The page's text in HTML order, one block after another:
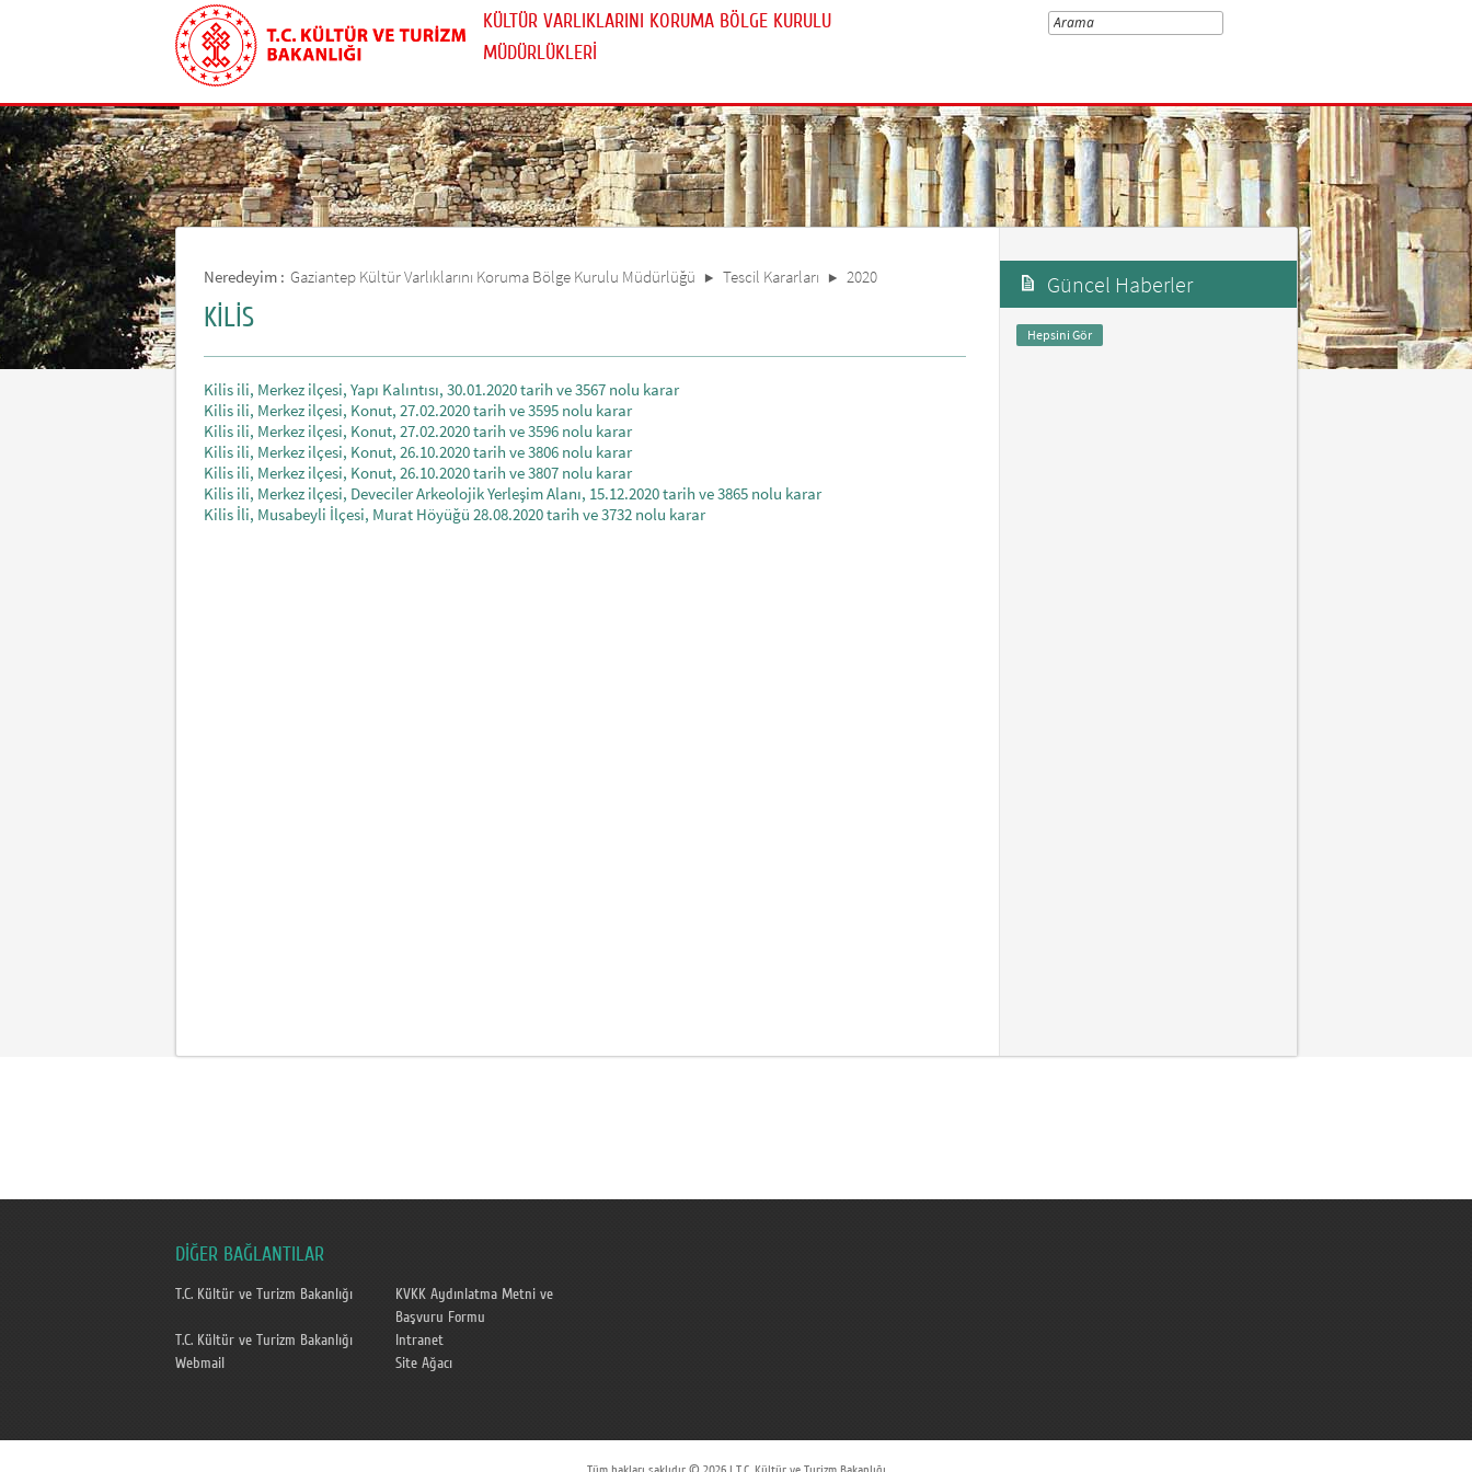
KÜLTÜR VARLIKLARINI KORUMA BÖLGE KURULU
MÜDÜRLÜKLERİ
Neredeyim : Gaziantep Kültür Varlıklarını Koruma Bölge Kurulu Müdürlüğü Tescil Kararları 2020
KİLİS
Kilis ili, Merkez ilçesi, Yapı Kalıntısı, 30.01.2020 tarih ve 3567 nolu karar
Kilis ili, Merkez ilçesi, Konut, 27.02.2020 tarih ve 3595 nolu karar
Kilis ili, Merkez ilçesi, Konut, 27.02.2020 tarih ve 3596 nolu karar
Kilis ili, Merkez ilçesi, Konut, 26.10.2020 tarih ve 3806 nolu karar
Kilis ili, Merkez ilçesi, Konut, 26.10.2020 tarih ve 3807 nolu karar
Kilis ili, Merkez ilçesi, Deveciler Arkeolojik Yerleşim Alanı, 15.12.2020 tarih ve 3865 nolu karar
Kilis İli, Musabeyli İlçesi, Murat Höyüğü 28.08.2020 tarih ve 3732 nolu karar
Güncel Haberler
Hepsini Gör
DİĞER BAĞLANTILAR
T.C. Kültür ve Turizm Bakanlığı
KVKK Aydınlatma Metni ve
Başvuru Formu
T.C. Kültür ve Turizm Bakanlığı
Intranet
Webmail
Site Ağacı